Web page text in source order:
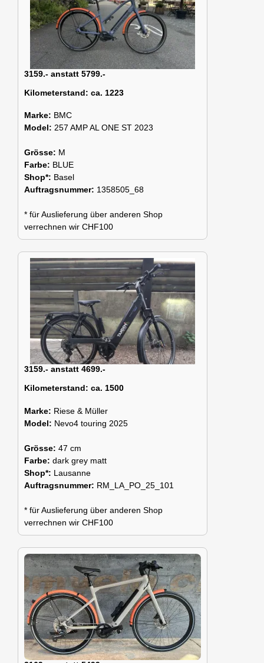
3159.- anstatt 5799.-
Kilometerstand: ca. 1223
Marke: BMC
Model: 257 AMP AL ONE ST 2023
Grösse: M
Farbe: BLUE
Shop*: Basel
Auftragsnummer: 1358505_68
* für Auslieferung über anderen Shop
verrechnen wir CHF100
3159.- anstatt 4699.-
Kilometerstand: ca. 1500
Marke: Riese & Müller
Model: Nevo4 touring 2025
Grösse: 47 cm
Farbe: dark grey matt
Shop*: Lausanne
Auftragsnummer: RM_LA_PO_25_101
* für Auslieferung über anderen Shop
verrechnen wir CHF100